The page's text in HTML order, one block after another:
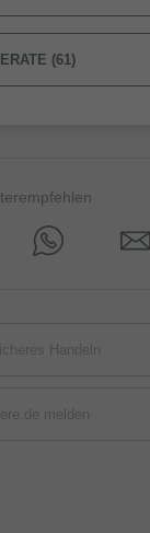
(61)
Handeln
melden